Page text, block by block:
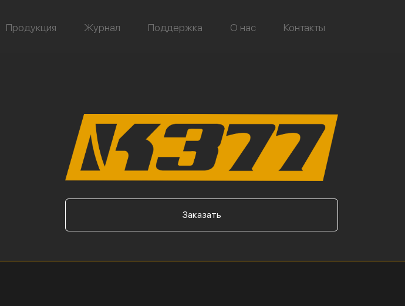
Продукция Журнал Поддержка О нас Контакты
Заказать